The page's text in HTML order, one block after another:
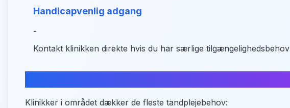
Handicapvenlig adgang
-
Kontakt klinikken direkte hvis du har særlige tilgængelighedsbehov
Klinikker i området dækker de fleste tandplejebehov: